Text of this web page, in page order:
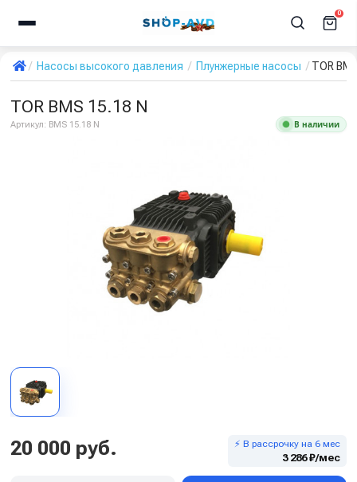
0
Насосы высокого давления Плунжерные насосы TOR
TOR BMS 15.18 N
Артикул: BMS 15.18 N В наличии
20 000 руб. ⚡ В рассрочку на 6 мес
3 286 ₽/мес